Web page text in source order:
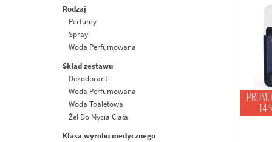
Owocowa
Skórzana
Szyprowa
Świeża/morska
Rodzaj
Perfumy
Spray
Woda Perfumowana
Skład zestawu
Dezodorant
Woda Perfumowana
Woda Toaletowa
Żel Do Mycia Ciała
Klasa wyrobu medycznego
-14